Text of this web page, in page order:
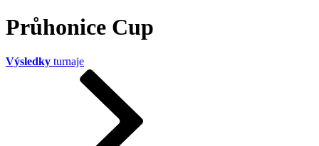
Průhonice Cup
Výsledky turnaje